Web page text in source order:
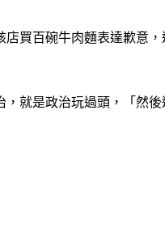
買百碗牛肉麵表達歉意
就是政治玩過頭，「然